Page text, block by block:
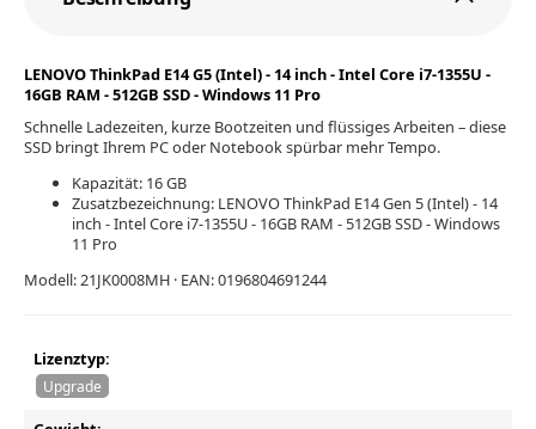
LENOVO ThinkPad E14 G5 (Intel) - 14 inch - Intel Core i7-1355U -
16GB RAM - 512GB SSD - Windows 11 Pro
Schnelle Ladezeiten, kurze Bootzeiten und flüssiges Arbeiten – diese
SSD bringt Ihrem PC oder Notebook spürbar mehr Tempo.
Kapazität: 16 GB
Zusatzbezeichnung: LENOVO ThinkPad E14 Gen 5 (Intel) - 14
inch - Intel Core i7-1355U - 16GB RAM - 512GB SSD - Windows
11 Pro
Modell: 21JK0008MH · EAN: 0196804691244
Lizenztyp:
Upgrade